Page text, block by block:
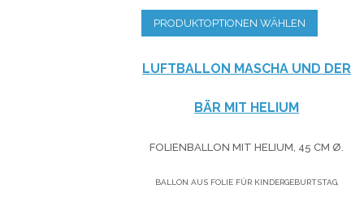
PRODUKTOPTIONEN WÄHLEN
LUFTBALLON MASCHA UND DER
BÄR MIT HELIUM
FOLIENBALLON MIT HELIUM, 45 CM Ø.
BALLON AUS FOLIE FÜR KINDERGEBURTSTAG,